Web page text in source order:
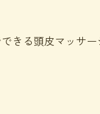
きる頭皮マッサー